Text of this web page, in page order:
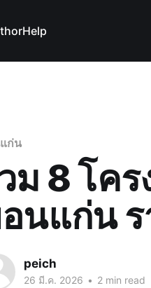
Help
ก่น
ม 8 โค
นแก่น ร
peich
26 มี.ค. 2026 • 2 min read